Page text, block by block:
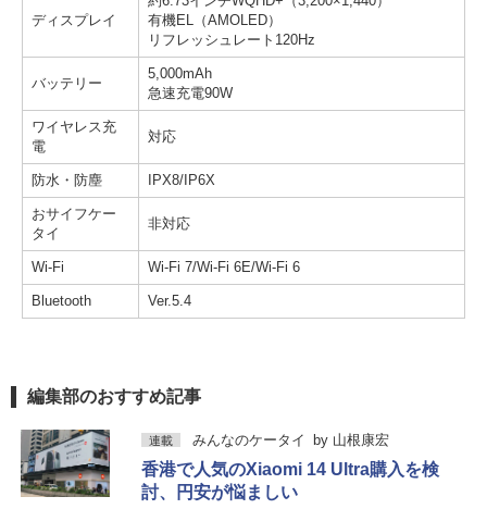
ディスプレイ
有機EL（AMOLED）
リフレッシュレート120Hz
バッテリー
5,000mAh
急速充電90W
ワイヤレス充
電
対応
防水・防塵 IPX8/IP6X
おサイフケー
タイ
非対応
Wi-Fi Wi-Fi 7/Wi-Fi 6E/Wi-Fi 6
Bluetooth Ver.5.4
編集部のおすすめ記事
連載 みんなのケータイ by 山根康宏
香港で人気のXiaomi 14 Ultra購入を検
討、円安が悩ましい